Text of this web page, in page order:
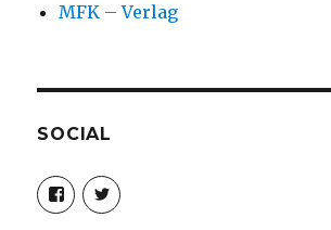
MFK – Verlag
SOCIAL
Profil
von
christoph.fleischer1
Profil
von